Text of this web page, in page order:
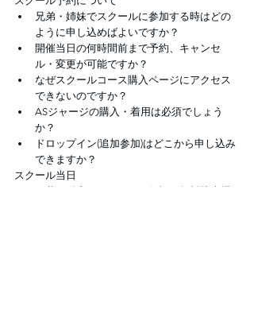
兄弟・姉妹でスクールに参加する時はどの
ように申し込めばよいですか？
開催当日の何時間前まで予約、キャンセ
ル・変更が可能ですか？
なぜスクールコース購入ページにアクセス
できないのですか？
ASジャージの購入・着用は必須でしょう
か？
ドロップイン(追加参加)はどこから申し込み
できますか？
スクール当日